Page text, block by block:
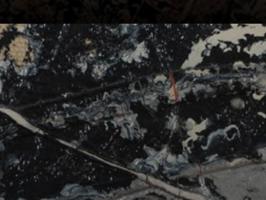
A obra 'Numero
1A, 1948' é um
capolavoro da
arte moderna e
uma das mais